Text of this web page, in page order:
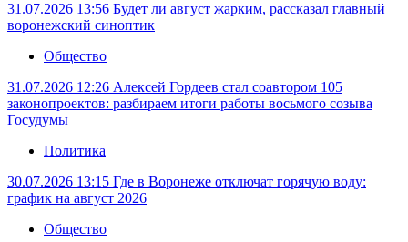
31.07.2026 13:56 Будет ли август жарким, рассказал главный
воронежский синоптик
Общество
31.07.2026 12:26 Алексей Гордеев стал соавтором 105
законопроектов: разбираем итоги работы восьмого созыва
Госудумы
Политика
30.07.2026 13:15 Где в Воронеже отключат горячую воду:
график на август 2026
Общество